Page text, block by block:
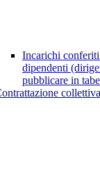
Incarichi
dipendenti
pubblicare in
collettiva